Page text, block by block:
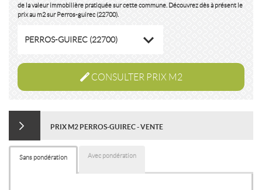
de la valeur immobilière pratiquée sur cette commune. Découvrez dès à présent le
prix au m2 sur Perros-guirec (22700).
PERROS-GUIREC (22700)
CONSULTER PRIX M2
PRIX M2 PERROS-GUIREC - VENTE
Sans pondération Avec pondération